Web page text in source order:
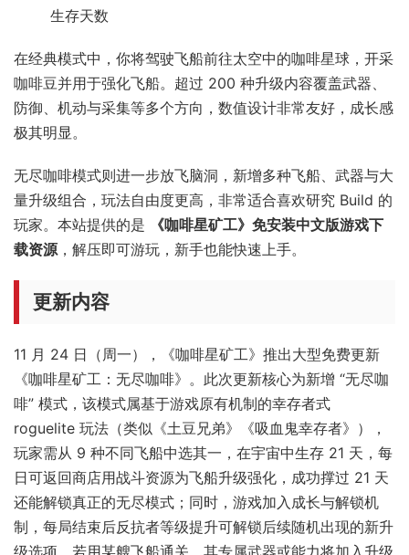
生存天数
在经典模式中，你将驾驶飞船前往太空中的咖啡星球，开采
咖啡豆并用于强化飞船。超过 200 种升级内容覆盖武器、
防御、机动与采集等多个方向，数值设计非常友好，成长感
极其明显。
无尽咖啡模式则进一步放飞脑洞，新增多种飞船、武器与大
量升级组合，玩法自由度更高，非常适合喜欢研究 Build 的
玩家。本站提供的是
《咖啡星矿工》免安装中文版游戏下
载资源 ，解压即可游玩，新手也能快速上手。
更新内容
11 月 24 日（周一），《咖啡星矿工》推出大型免费更新
《咖啡星矿工：无尽咖啡》。此次更新核心为新增 “无尽咖
啡” 模式，该模式属基于游戏原有机制的幸存者式
roguelite 玩法（类似《土豆兄弟》《吸血鬼幸存者》），
玩家需从 9 种不同飞船中选其一，在宇宙中生存 21 天，每
日可返回商店用战斗资源为飞船升级强化，成功撑过 21 天
还能解锁真正的无尽模式；同时，游戏加入成长与解锁机
制，每局结束后反抗者等级提升可解锁后续随机出现的新升
级选项，若用某艘飞船通关，其专属武器或能力将加入升级